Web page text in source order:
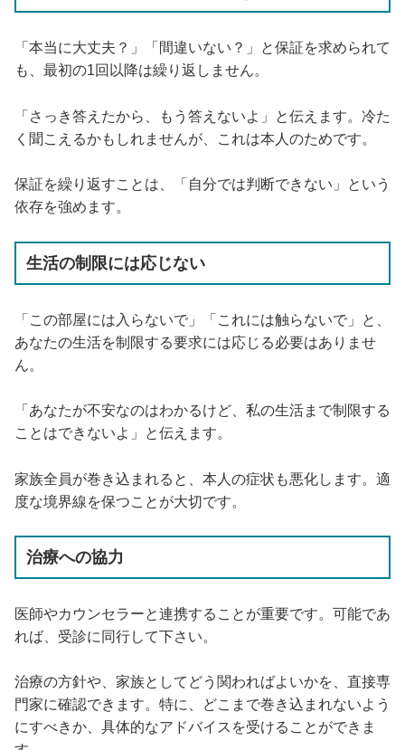
「本当に大丈夫？」「間違いない？」と保証を求められて
も、最初の1回以降は繰り返しません。
「さっき答えたから、もう答えないよ」と伝えます。冷た
く聞こえるかもしれませんが、これは本人のためです。
保証を繰り返すことは、「自分では判断できない」という
依存を強めます。
生活の制限には応じない
「この部屋には入らないで」「これには触らないで」と、
あなたの生活を制限する要求には応じる必要はありませ
ん。
「あなたが不安なのはわかるけど、私の生活まで制限する
ことはできないよ」と伝えます。
家族全員が巻き込まれると、本人の症状も悪化します。適
度な境界線を保つことが大切です。
治療への協力
医師やカウンセラーと連携することが重要です。可能であ
れば、受診に同行して下さい。
治療の方針や、家族としてどう関わればよいかを、直接専
門家に確認できます。特に、どこまで巻き込まれないよう
にすべきか、具体的なアドバイスを受けることができま